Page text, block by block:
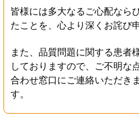
皆様には多大なるご心配なら
たことを、心より深くお詫び
また、品質問題に関する患者
しておりますので、ご不明な
合わせ窓口にご連絡いただき
す。